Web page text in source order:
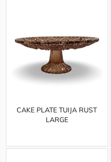
CAKE PLATE TUIJA RUST
LARGE